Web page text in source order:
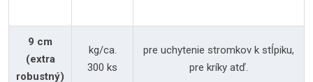
9 cm
(extra
robustný)
kg/ca.
300 ks
pre uchytenie stromkov k stĺpiku,
pre kríky atď.